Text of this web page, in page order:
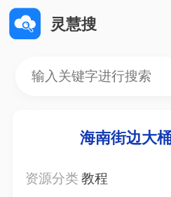
灵慧搜
海南街边大
资源分类教程